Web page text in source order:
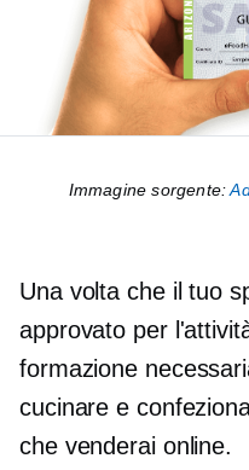
Immagine sorgente:
Una volta che il tuo
approvato per
formazione
cucinare e
che venderai online.